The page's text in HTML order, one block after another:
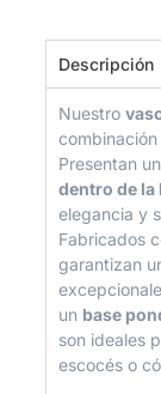
Descripción
Nuestro
Presentan
dentro de la
elegancia y
Fabricados
garantizan
un base
son ideales
escocés o